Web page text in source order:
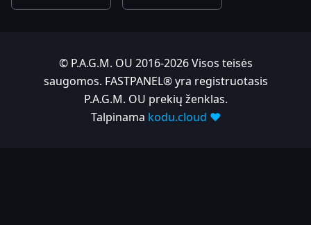
© P.A.G.M. OU 2016-2026 Visos teisės
saugomos. FASTPANEL® yra registruotasis
P.A.G.M. OU prekių ženklas.
Talpinama kodu.cloud ❤️